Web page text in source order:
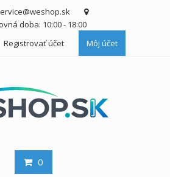
doba: 10:00 - 18:00
Registrovať účet Môj účet
0